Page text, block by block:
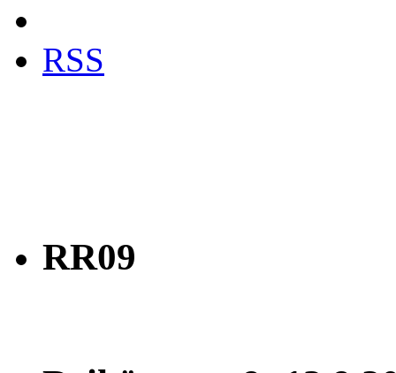
RSS
RR09